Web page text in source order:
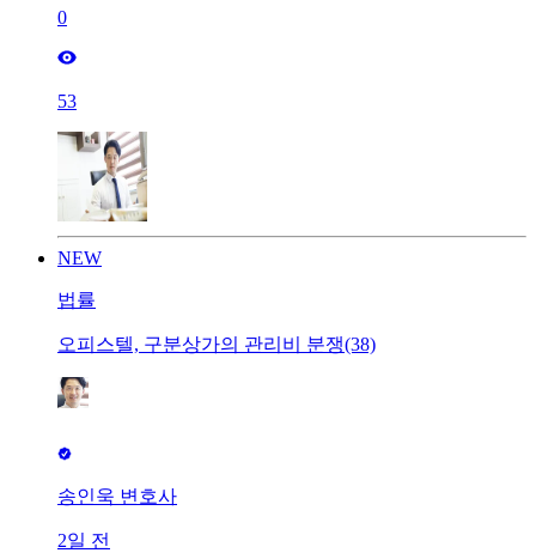
0
53
NEW
법률
오피스텔, 구분상가의 관리비 분쟁(38)
송인욱 변호사
2일 전